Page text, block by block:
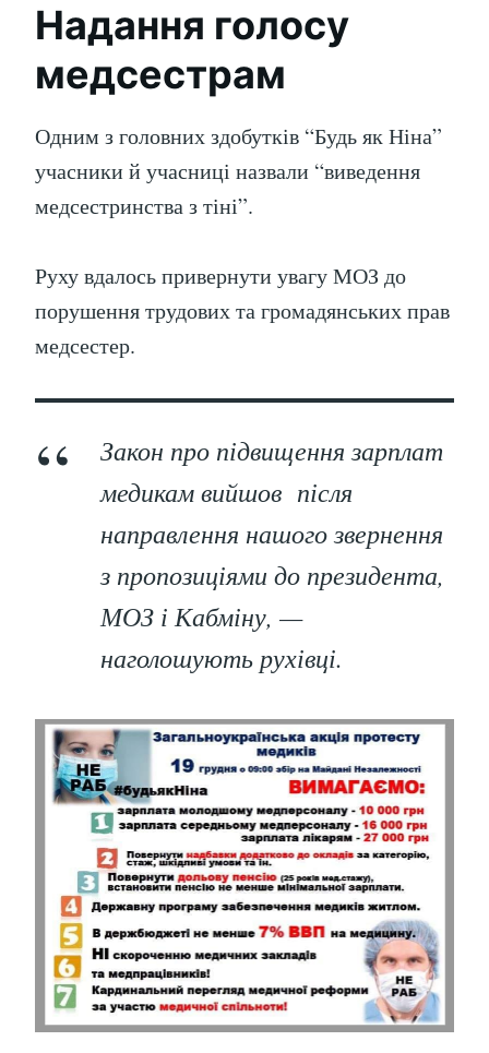
Надання голосу
медсестрам
Одним з головних здобутків “Будь як Ніна”
учасники й учасниці назвали “виведення
медсестринства з тіні”.
Руху вдалось привернути увагу МОЗ до
порушення трудових та громадянських прав
медсестер.
Закон про підвищення зарплат
медикам вийшов після
направлення нашого звернення
з пропозиціями до президента,
МОЗ і Кабміну, —
наголошують рухівці.